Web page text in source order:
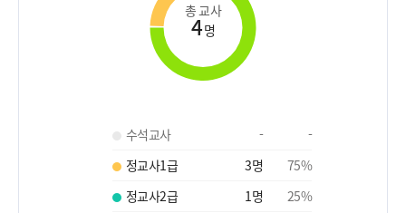
총 교사
4명
수석교사 -
-
정교사1급
3명 75%
정교사2급
1명 25%